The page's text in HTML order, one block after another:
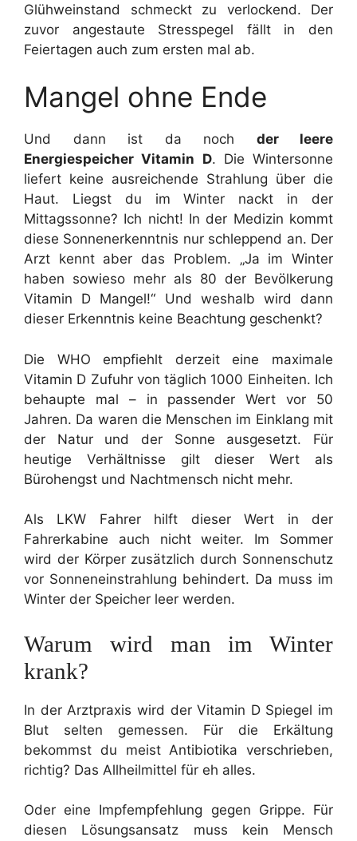
Glühweinstand schmeckt zu verlockend. Der
zuvor angestaute Stresspegel fällt in den
Feiertagen auch zum ersten mal ab.
Mangel ohne Ende
Und dann ist da noch der leere
Energiespeicher Vitamin D. Die Wintersonne
liefert keine ausreichende Strahlung über die
Haut. Liegst du im Winter nackt in der
Mittagssonne? Ich nicht! In der Medizin kommt
diese Sonnenerkenntnis nur schleppend an. Der
Arzt kennt aber das Problem. „Ja im Winter
haben sowieso mehr als 80 der Bevölkerung
Vitamin D Mangel!“ Und weshalb wird dann
dieser Erkenntnis keine Beachtung geschenkt?
Die WHO empfiehlt derzeit eine maximale
Vitamin D Zufuhr von täglich 1000 Einheiten. Ich
behaupte mal – in passender Wert vor 50
Jahren. Da waren die Menschen im Einklang mit
der Natur und der Sonne ausgesetzt. Für
heutige Verhältnisse gilt dieser Wert als
Bürohengst und Nachtmensch nicht mehr.
Als LKW Fahrer hilft dieser Wert in der
Fahrerkabine auch nicht weiter. Im Sommer
wird der Körper zusätzlich durch Sonnenschutz
vor Sonneneinstrahlung behindert. Da muss im
Winter der Speicher leer werden.
Warum wird man im Winter
krank?
In der Arztpraxis wird der Vitamin D Spiegel im
Blut selten gemessen. Für die Erkältung
bekommst du meist Antibiotika verschrieben,
richtig? Das Allheilmittel für eh alles.
Oder eine Impfempfehlung gegen Grippe. Für
diesen Lösungsansatz muss kein Mensch